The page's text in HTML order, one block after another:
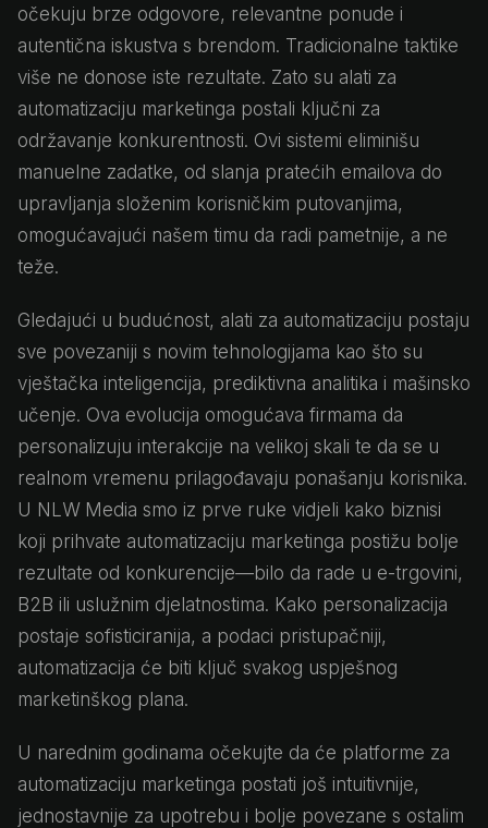
očekuju brze odgovore, relevantne ponude i
autentična iskustva s brendom. Tradicionalne taktike
više ne donose iste rezultate. Zato su alati za
automatizaciju marketinga postali ključni za
održavanje konkurentnosti. Ovi sistemi eliminišu
manuelne zadatke, od slanja pratećih emailova do
upravljanja složenim korisničkim putovanjima,
omogućavajući našem timu da radi pametnije, a ne
teže.
Gledajući u budućnost, alati za automatizaciju postaju
sve povezaniji s novim tehnologijama kao što su
vještačka inteligencija, prediktivna analitika i mašinsko
učenje. Ova evolucija omogućava firmama da
personalizuju interakcije na velikoj skali te da se u
realnom vremenu prilagođavaju ponašanju korisnika.
U NLW Media smo iz prve ruke vidjeli kako biznisi
koji prihvate automatizaciju marketinga postižu bolje
rezultate od konkurencije—bilo da rade u e-trgovini,
B2B ili uslužnim djelatnostima. Kako personalizacija
postaje sofisticiranija, a podaci pristupačniji,
automatizacija će biti ključ svakog uspješnog
marketinškog plana.
U narednim godinama očekujte da će platforme za
automatizaciju marketinga postati još intuitivnije,
jednostavnije za upotrebu i bolje povezane s ostalim